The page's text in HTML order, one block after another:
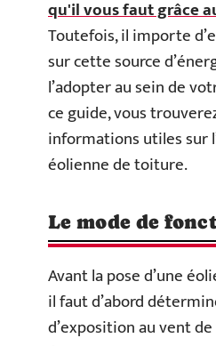
qu'il vous faut grâce
Toutefois, il importe
sur cette source
l’adopter au sein de
ce guide, vous
informations utiles sur
éolienne de toiture.
Le mode de
Avant la pose d’une
il faut d’abord
d’exposition au vent